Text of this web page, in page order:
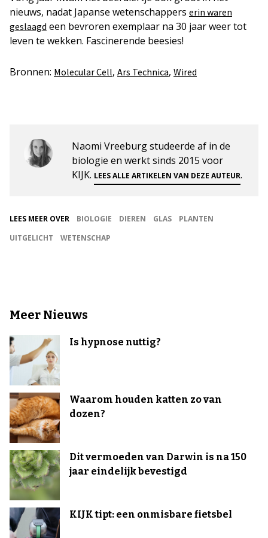
nieuws, nadat Japanse wetenschappers erin waren
geslaagd een bevroren exemplaar na 30 jaar weer tot
leven te wekken. Fascinerende beesies!
Bronnen: Molecular Cell, Ars Technica, Wired
Naomi Vreeburg studeerde af in de
biologie en werkt sinds 2015 voor
KIJK. LEES ALLE ARTIKELEN VAN DEZE AUTEUR.
LEES MEER OVER BIOLOGIE DIEREN GLAS
PLANTEN
UITGELICHT
WETENSCHAP
Meer Nieuws
Is hypnose nuttig?
Waarom houden katten zo van
dozen?
Dit vermoeden van Darwin is na 150
jaar eindelijk bevestigd
KIJK tipt: een onmisbare fietsbel